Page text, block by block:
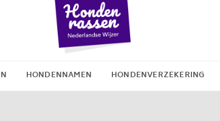
HONDENNAMEN HONDENVERZEKERING